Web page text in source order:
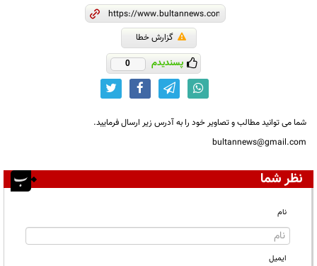
گزارش خطا
پسندیدم 0
شما می توانید مطالب و تصاویر خود را به آدرس زیر ارسال فرمایید.
bultannews@gmail.com
نظر شما
نام
ایمیل